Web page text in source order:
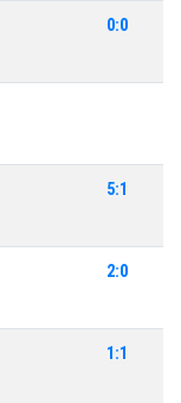
0:0
5:1
2:0
1:1